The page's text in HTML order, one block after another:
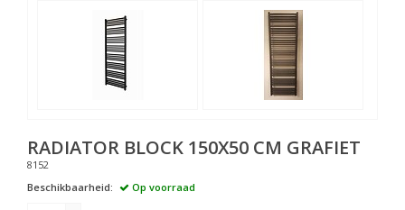
RADIATOR BLOCK 150X50 CM GRAFIET
8152
Beschikbaarheid:
Op voorraad